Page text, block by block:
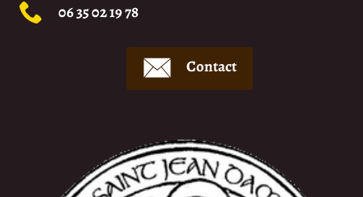
06 35 02 19 78
Contact